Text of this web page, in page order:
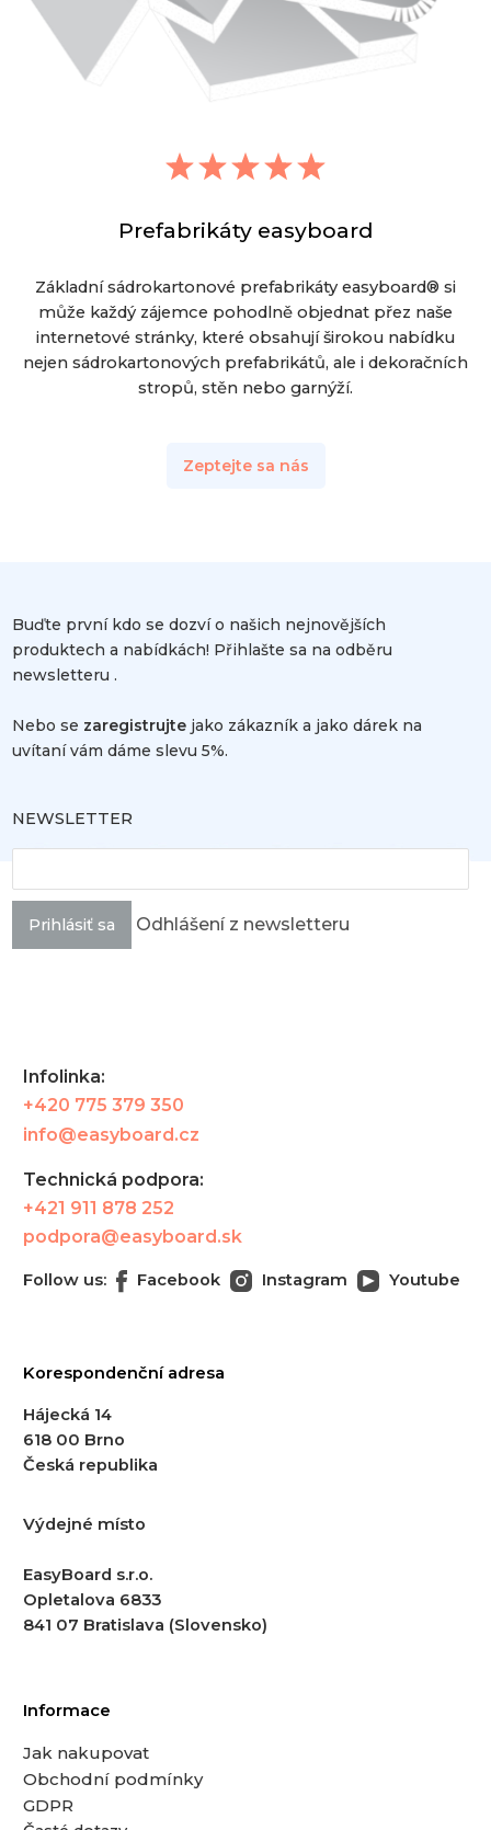
Prefabrikáty easyboard
Základní sádrokartonové prefabrikáty easyboard® si
může každý zájemce pohodlně objednat přez naše
internetové stránky, které obsahují širokou nabídku
nejen sádrokartonových prefabrikátů, ale i dekoračních
stropů, stěn nebo garnýží.
Zeptejte sa nás
Buďte první kdo se dozví o našich nejnovějších
produktech a nabídkách! Přihlašte sa na odběru
newsletteru .
Nebo se zaregistrujte jako zákazník a jako dárek na
uvítaní vám dáme slevu 5%.
NEWSLETTER
Prihlásiť sa Odhlášení z newsletteru
Infolinka:
+420 775 379 350
info@easyboard.cz
Technická podpora:
+421 911 878 252
podpora@easyboard.sk
Follow us: Facebook Instagram Youtube
Korespondenční adresa
Hájecká 14
618 00 Brno
Česká republika
Výdejné místo
EasyBoard s.r.o.
Opletalova 6833
841 07 Bratislava (Slovensko)
Informace
Jak nakupovat
Obchodní podmínky
GDPR